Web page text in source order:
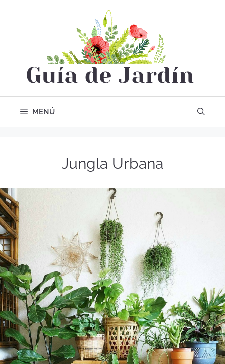
MENÚ
Jungla Urbana